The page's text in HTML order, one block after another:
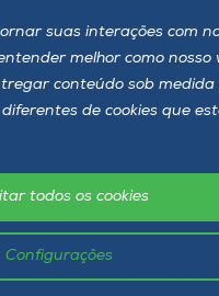
suas interações com
melhor como nosso
conteúdo sob
de cookies que
Configurações
todos os cookies